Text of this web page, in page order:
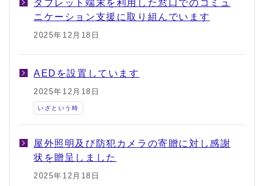
タブレット端末を利用した窓口でのコミュ
ニケーション支援に取り組んでいます
2025年12月18日
AEDを設置しています
2025年12月18日
いざという時
屋外照明及び防犯カメラの寄贈に対し感謝
状を贈呈しました
2025年12月18日